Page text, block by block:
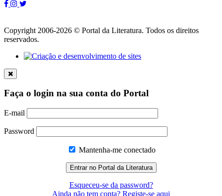
Copyright 2006-2026 © Portal da Literatura. Todos os direitos
reservados.
Faça o login na sua conta do Portal
E-mail
Password
Mantenha-me conectado
Esqueceu-se da password?
Ainda não tem conta? Registe-se aqui